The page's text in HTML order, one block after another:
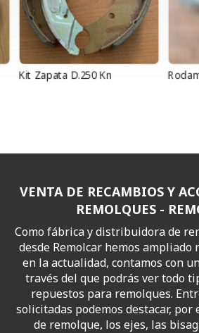
Kit Zapata D.250 Kn
VENTA DE RECAMBIOS Y
REMOLQUES -
Como fábrica y distribuidora de
desde Remolcar hemos ampliado
en la actualidad, contamos con
través del que podrás ver todo
repuestos para remolques.
solicitadas podemos destacar, por
de remolque, los ejes, las